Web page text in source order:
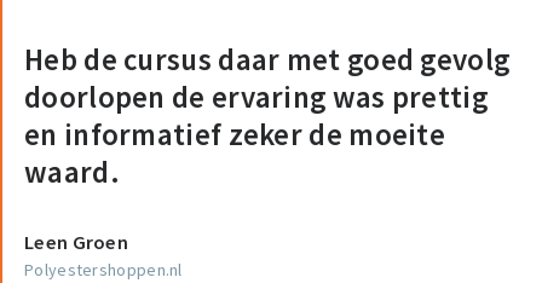
Heb de cursus daar met goed gevolg
doorlopen de ervaring was prettig
en informatief zeker de moeite
waard.
Leen Groen
Polyestershoppen.nl